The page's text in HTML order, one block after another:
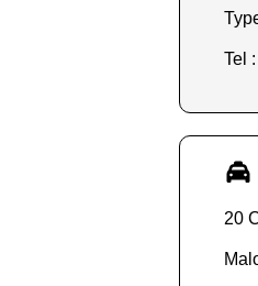
Tel
20